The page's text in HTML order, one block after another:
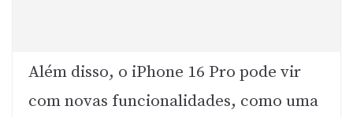
Além disso, o iPhone 16 Pro pode vir
com novas funcionalidades, como uma